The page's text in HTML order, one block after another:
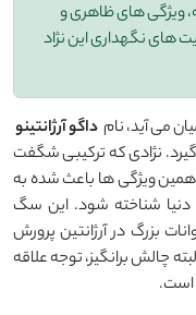
ویژگی‌ های ظاهری و
‌های نگهداری این نژاد
می ‌آید، نام داگو آرژانتینو
نژادی که ترکیبی شگفت
ویژگی‌ ها باعث شده به
شناخته شود. این سگ
بزرگ در آرژانتین پرورش
چالش ‌برانگیز، توجه علاقه
است.